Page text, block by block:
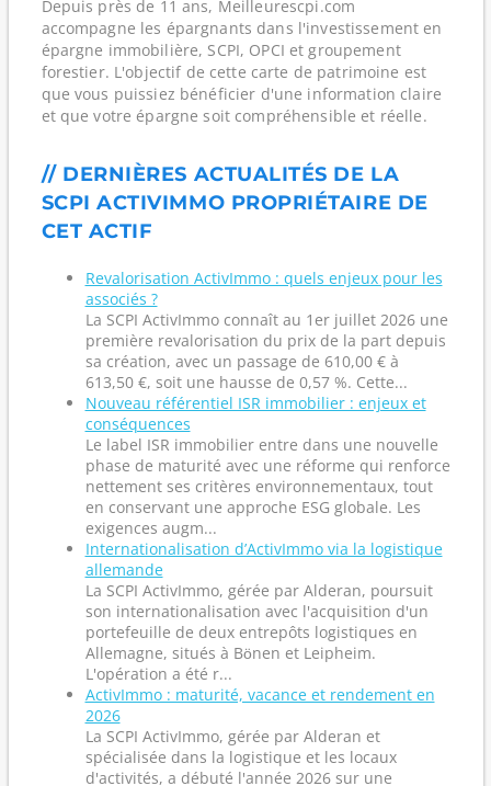
Depuis près de 11 ans, Meilleurescpi.com
accompagne les épargnants dans l'investissement en
épargne immobilière, SCPI, OPCI et groupement
forestier. L'objectif de cette carte de patrimoine est
que vous puissiez bénéficier d'une information claire
et que votre épargne soit compréhensible et réelle.
// DERNIÈRES ACTUALITÉS DE LA
SCPI ACTIVIMMO PROPRIÉTAIRE DE
CET ACTIF
Revalorisation ActivImmo : quels enjeux pour les
associés ?
La SCPI ActivImmo connaît au 1er juillet 2026 une
première revalorisation du prix de la part depuis
sa création, avec un passage de 610,00 € à
613,50 €, soit une hausse de 0,57 %. Cette...
Nouveau référentiel ISR immobilier : enjeux et
conséquences
Le label ISR immobilier entre dans une nouvelle
phase de maturité avec une réforme qui renforce
nettement ses critères environnementaux, tout
en conservant une approche ESG globale. Les
exigences augm...
Internationalisation d’ActivImmo via la logistique
allemande
La SCPI ActivImmo, gérée par Alderan, poursuit
son internationalisation avec l'acquisition d'un
portefeuille de deux entrepôts logistiques en
Allemagne, situés à Bönen et Leipheim.
L'opération a été r...
ActivImmo : maturité, vacance et rendement en
2026
La SCPI ActivImmo, gérée par Alderan et
spécialisée dans la logistique et les locaux
d'activités, a débuté l'année 2026 sur une